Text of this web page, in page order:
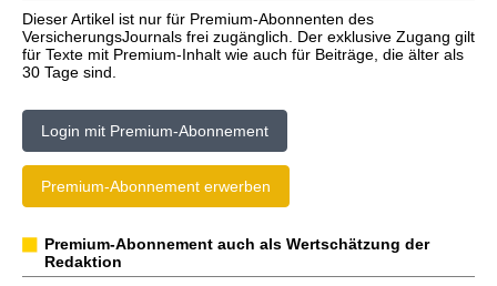
Dieser Artikel ist nur für Premium-Abonnenten des
VersicherungsJournals frei zugänglich. Der exklusive Zugang gilt
für Texte mit Premium-Inhalt wie auch für Beiträge, die älter als
30 Tage sind.
Login mit Premium-Abonnement
Premium-Abonnement erwerben
Premium-Abonnement auch als Wertschätzung der
Redaktion